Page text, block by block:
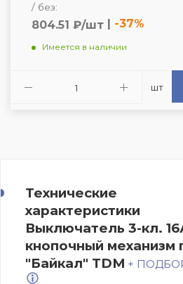
/ без:
804.51 ₽/шт | -37%
Имеется в наличии
шт
Технические
характеристики
Выключатель 3-кл.
кнопочный механизм
"Байкал" TDM +